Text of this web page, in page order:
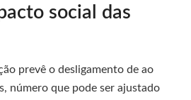
social das
prevê o desligamento de ao
número que pode ser ajustado